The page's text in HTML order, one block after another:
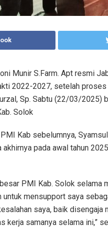
Munir S.Farm. Apt resmi
2022-2027, setelah
Sp. Sabtu (22/03/2025)
Solok
Kab sebelumnya,
pada awal tahun
PMI Kab. Solok selama
untuk mensupport saya
saya, baik
samanya selama ini,”